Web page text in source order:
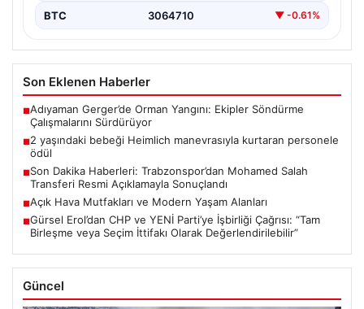
BTC 3064710 ▼ -0.61%
Son Eklenen Haberler
■Adıyaman Gerger’de Orman Yangını: Ekipler Söndürme
Çalışmalarını Sürdürüyor
■2 yaşındaki bebeği Heimlich manevrasıyla kurtaran personele
ödül
■Son Dakika Haberleri: Trabzonspor’dan Mohamed Salah
Transferi Resmi Açıklamayla Sonuçlandı
■Açık Hava Mutfakları ve Modern Yaşam Alanları
■Gürsel Erol’dan CHP ve YENİ Parti’ye İşbirliği Çağrısı: “Tam
Birleşme veya Seçim İttifakı Olarak Değerlendirilebilir”
Güncel